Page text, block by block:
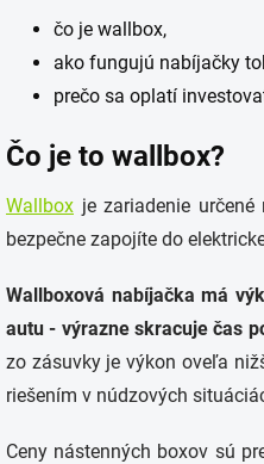
čo je wallbox,
ako fungujú nabíjačky
prečo sa oplatí
Čo je to wallbox?
Wallbox je zariadenie
bezpečne zapojíte do
Wallboxová nabíjačka má
autu - výrazne skracuje čas
zo zásuvky je výkon oveľa
riešením v núdzových
Ceny nástenných boxov sú